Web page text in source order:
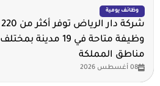
وظائف يومية
شركة دار الرياض توفر أكثر من 220
وظيفة متاحة في 19 مدينة بمختلف
مناطق المملكة
08 أغسطس 2026